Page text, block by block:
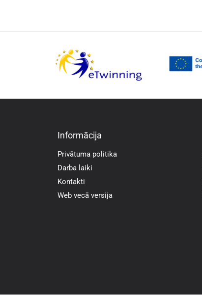
Informācija
Privātuma politika
Darba laiki
Kontakti
Web vecā versija